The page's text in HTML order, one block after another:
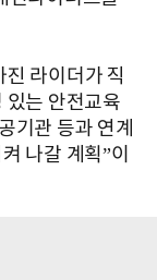
라이더가 직
있는 안전교육
기관 등과 연계
나갈 계획”이